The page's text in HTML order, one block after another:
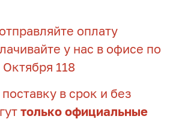
оплату
у нас в офисе по
118
в срок и без
только официальные